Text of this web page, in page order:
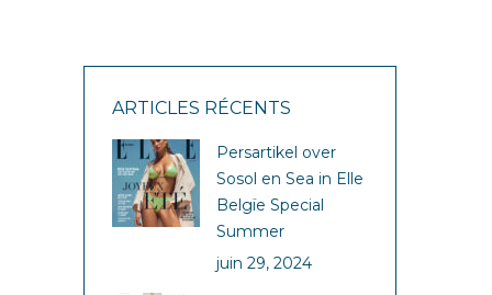
ARTICLES RÉCENTS
Persartikel over
Sosol en Sea in Elle
Belgïe Special
Summer
juin 29, 2024